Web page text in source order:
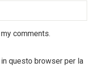
comments.
questo browser per la